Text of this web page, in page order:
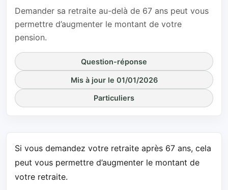
Demander sa retraite au-delà de 67 ans peut vous
permettre d’augmenter le montant de votre
pension.
Question-réponse
Mis à jour le 01/01/2026
Particuliers
Si vous demandez votre retraite après 67 ans, cela
peut vous permettre d’augmenter le montant de
votre retraite.